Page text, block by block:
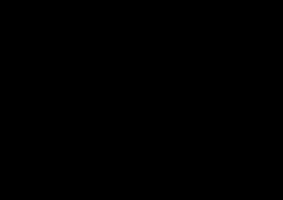
le prix le plus bas
IHG® One Rewards
40000-points au